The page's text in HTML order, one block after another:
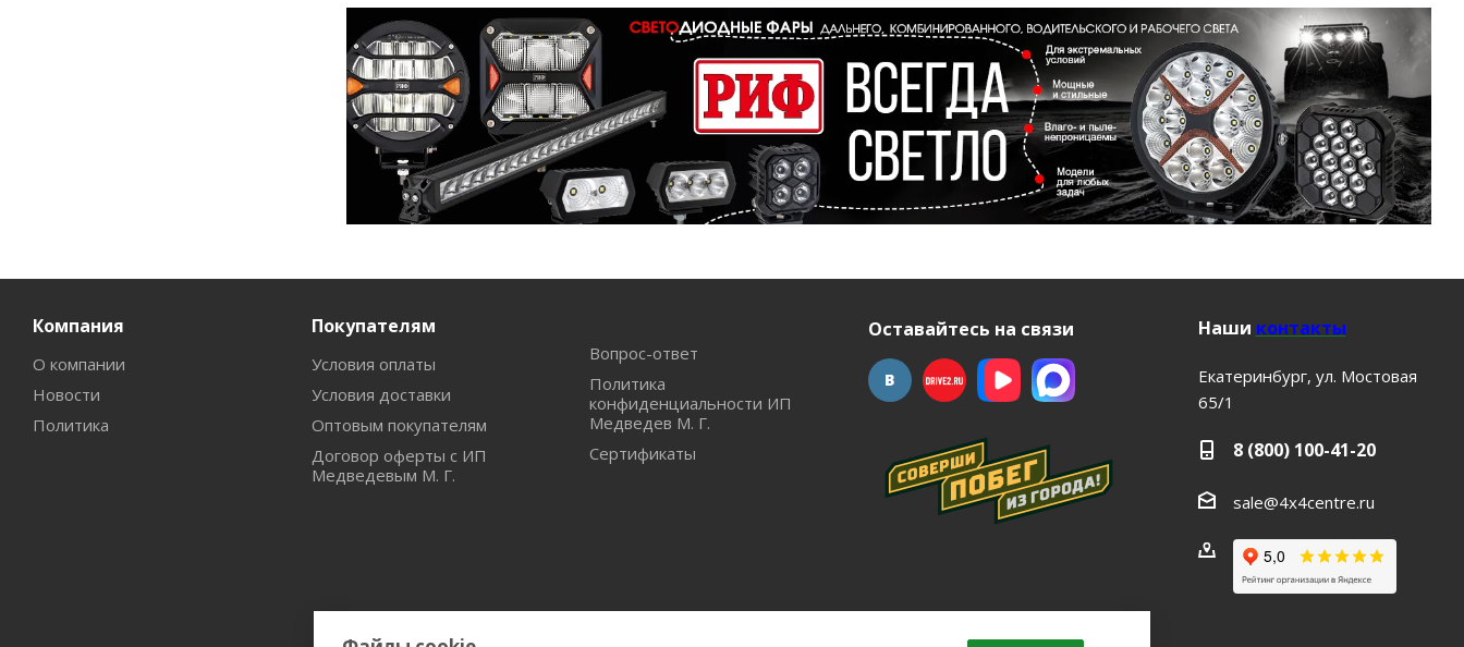
Компания
О компании
Новости
Политика
Покупателям
Условия оплаты
Условия доставки
Оптовым покупателям
Договор оферты с ИП
Медведевым М. Г.
Вопрос-ответ
Политика
конфиденциальности ИП
Медведев М. Г.
Сертификаты
Оставайтесь на связи Наши контакты
Екатеринбург, ул. Мостовая
65/1
8 (800) 100-41-20
sale@4x4centre.ru